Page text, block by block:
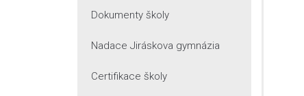
Dokumenty školy
Nadace Jiráskova gymnázia
Certifikace školy